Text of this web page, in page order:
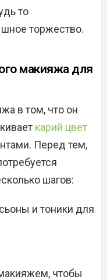
то
торжество.
макияжа для
в том, что он
карий цвет
Перед тем,
шагов:
и тоники для
чтобы